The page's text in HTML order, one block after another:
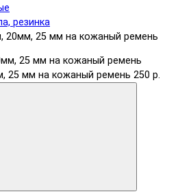
резинка
20мм, 25 мм на кожаный ремень
25 мм на кожаный ремень 250 р.